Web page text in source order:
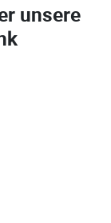
unsere